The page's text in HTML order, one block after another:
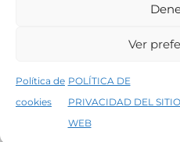
Ver
Política de
cookies
POLÍTICA DE
PRIVACIDAD DEL SITIO
WEB
5% de descuento en tu primera
Política de
©2026 Decopintur-